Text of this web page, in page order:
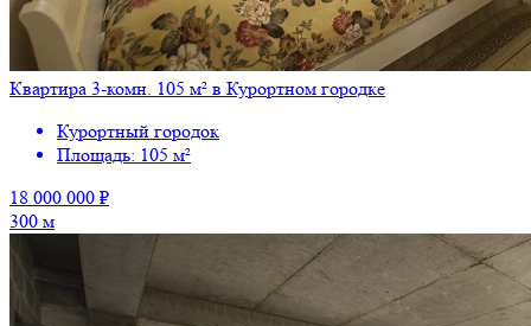
Квартира 3-комн. 105 м² в Курортном городке
Курортный городок
Площадь: 105 м²
18 000 000 ₽
300 м